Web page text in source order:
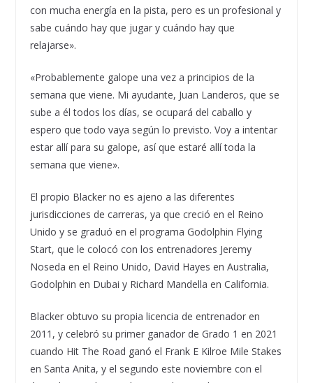
con mucha energía en la pista, pero es un profesional y
sabe cuándo hay que jugar y cuándo hay que
relajarse».
«Probablemente galope una vez a principios de la
semana que viene. Mi ayudante, Juan Landeros, que se
sube a él todos los días, se ocupará del caballo y
espero que todo vaya según lo previsto. Voy a intentar
estar allí para su galope, así que estaré allí toda la
semana que viene».
El propio Blacker no es ajeno a las diferentes
jurisdicciones de carreras, ya que creció en el Reino
Unido y se graduó en el programa Godolphin Flying
Start, que le colocó con los entrenadores Jeremy
Noseda en el Reino Unido, David Hayes en Australia,
Godolphin en Dubai y Richard Mandella en California.
Blacker obtuvo su propia licencia de entrenador en
2011, y celebró su primer ganador de Grado 1 en 2021
cuando Hit The Road ganó el Frank E Kilroe Mile Stakes
en Santa Anita, y el segundo este noviembre con el